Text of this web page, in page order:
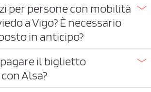
per persone con mobilità
a Vigo? È necessario
in anticipo?
il biglietto
Alsa?